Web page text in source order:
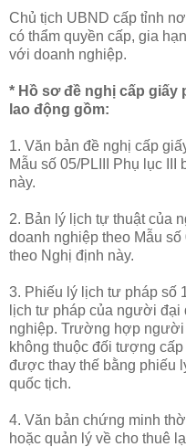
Chủ tịch UBND cấp tỉnh
có thẩm quyền cấp, gia
với doanh nghiệp.
* Hồ sơ đề nghị cấp giấy
lao động gồm:
1. Văn bản đề nghị cấp
Mẫu số 05/PLIII Phụ lục III
này.
2. Bản lý lịch tự thuật của
doanh nghiệp theo Mẫu
theo Nghị định này.
3. Phiếu lý lịch tư pháp số
lịch tư pháp của người đại
nghiệp. Trường hợp
không thuộc đối tượng
được thay thế bằng phiếu
quốc tịch.
4. Văn bản chứng minh
hoặc quản lý về cho thuê